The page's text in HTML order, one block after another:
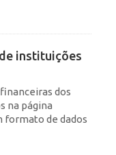
instituições
dos
na página
formato de dados